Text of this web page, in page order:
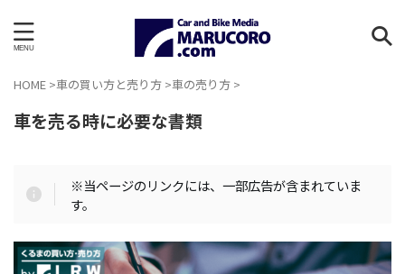
HOME >車の買い方と売り方 >車の売り方 >
車を売る時に必要な書類
※当ページのリンクには、一部広告が含まれていま
す。